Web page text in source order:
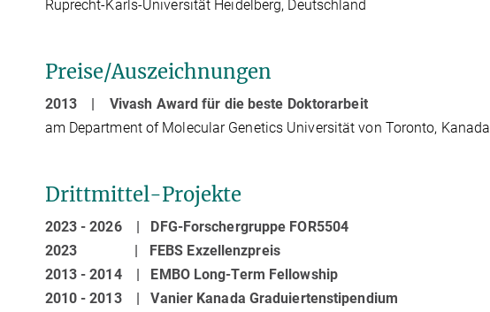
Ruprecht-Karls-Universität Heidelberg, Deutschland
Preise/Auszeichnungen
2013 | Vivash Award für die beste Doktorarbeit
am Department of Molecular Genetics Universität von Toronto, Kanada
Drittmittel-Projekte
2023 - 2026 | DFG-Forschergruppe FOR5504
2023 | FEBS Exzellenzpreis
2013 - 2014 | EMBO Long-Term Fellowship
2010 - 2013 |Vanier Kanada Graduiertenstipendium